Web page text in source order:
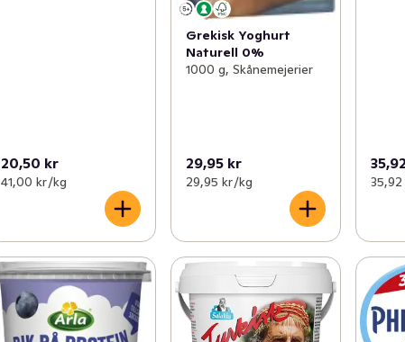
20,50 kr
41,00 kr /kg
Grekisk Yoghurt
Naturell 0%
1000 g, Skånemejerier
29,95 kr
29,95 kr /kg